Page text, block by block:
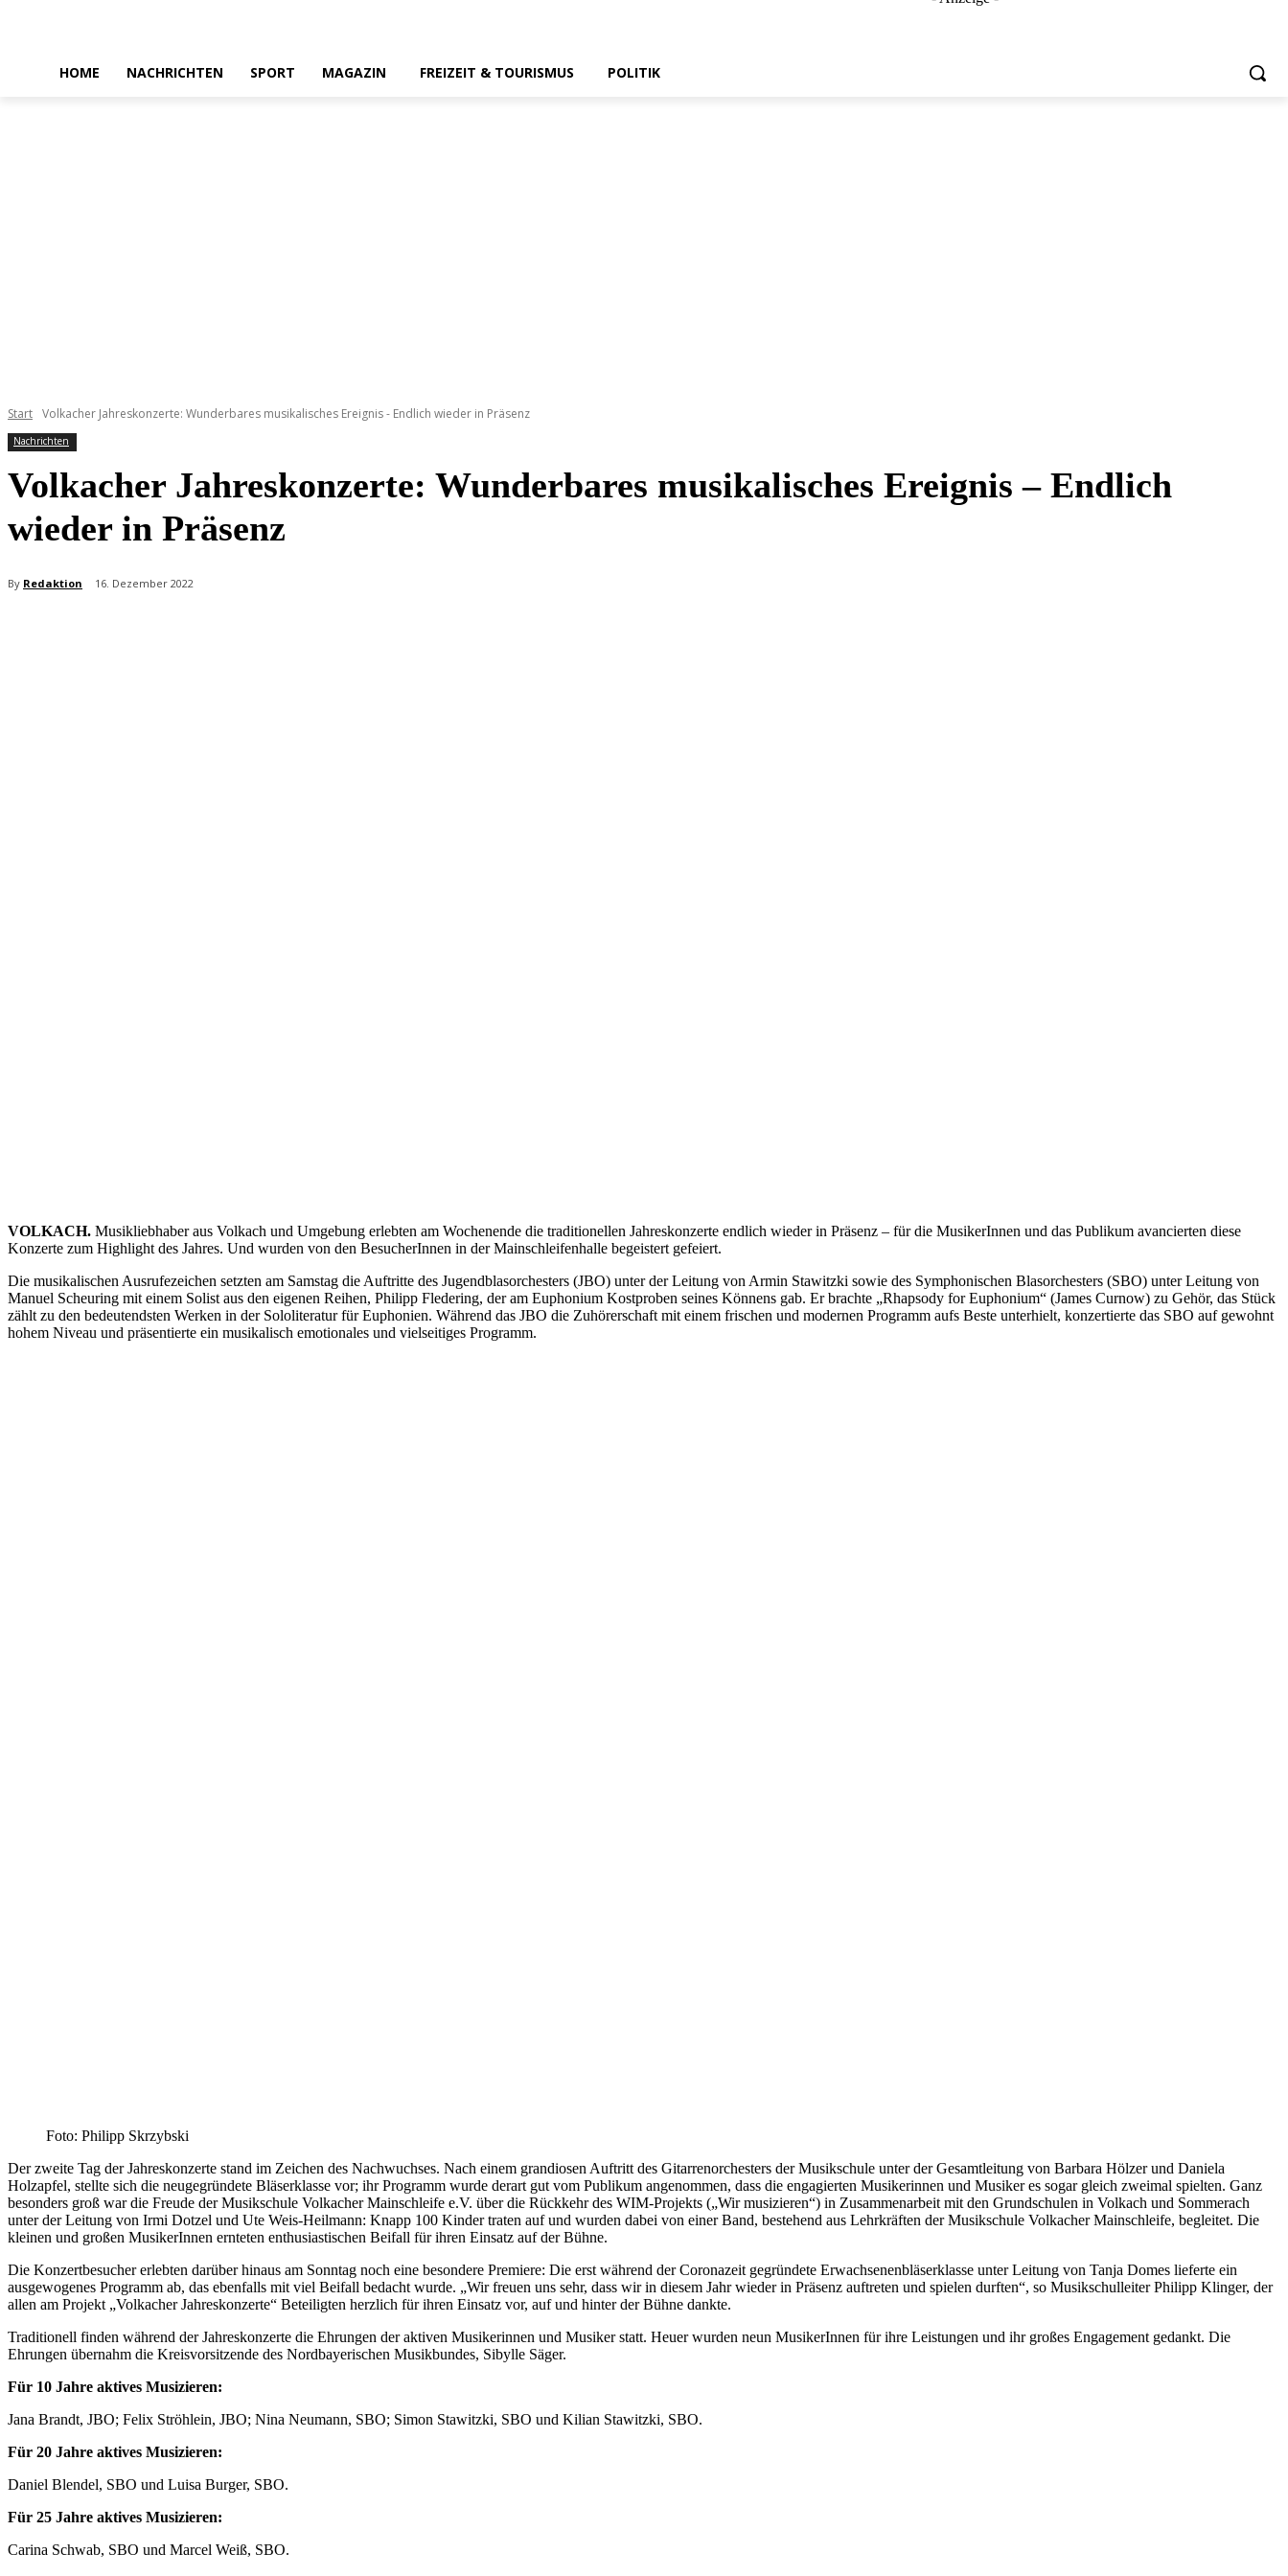
HOME NACHRICHTEN SPORT MAGAZIN FREIZEIT & TOURISMUS POLITIK
Start Volkacher Jahreskonzerte: Wunderbares musikalisches Ereignis - Endlich wieder in Präsenz
Nachrichten
Volkacher Jahreskonzerte: Wunderbares musikalisches Ereignis – Endlich
wieder in Präsenz
By Redaktion 16. Dezember 2022
VOLKACH. Musikliebhaber aus Volkach und Umgebung erlebten am Wochenende die traditionellen Jahreskonzerte endlich wieder in Präsenz – für die MusikerInnen und das Publikum avancierten diese
Konzerte zum Highlight des Jahres. Und wurden von den BesucherInnen in der Mainschleifenhalle begeistert gefeiert.
Die musikalischen Ausrufezeichen setzten am Samstag die Auftritte des Jugendblasorchesters (JBO) unter der Leitung von Armin Stawitzki sowie des Symphonischen Blasorchesters (SBO) unter Leitung von
Manuel Scheuring mit einem Solist aus den eigenen Reihen, Philipp Fledering, der am Euphonium Kostproben seines Könnens gab. Er brachte „Rhapsody for Euphonium“ (James Curnow) zu Gehör, das Stück
zählt zu den bedeutendsten Werken in der Sololiteratur für Euphonien. Während das JBO die Zuhörerschaft mit einem frischen und modernen Programm aufs Beste unterhielt, konzertierte das SBO auf gewohnt
hohem Niveau und präsentierte ein musikalisch emotionales und vielseitiges Programm.
Foto: Philipp Skrzybski
Der zweite Tag der Jahreskonzerte stand im Zeichen des Nachwuchses. Nach einem grandiosen Auftritt des Gitarrenorchesters der Musikschule unter der Gesamtleitung von Barbara Hölzer und Daniela
Holzapfel, stellte sich die neugegründete Bläserklasse vor; ihr Programm wurde derart gut vom Publikum angenommen, dass die engagierten Musikerinnen und Musiker es sogar gleich zweimal spielten. Ganz
besonders groß war die Freude der Musikschule Volkacher Mainschleife e.V. über die Rückkehr des WIM-Projekts („Wir musizieren“) in Zusammenarbeit mit den Grundschulen in Volkach und Sommerach
unter der Leitung von Irmi Dotzel und Ute Weis-Heilmann: Knapp 100 Kinder traten auf und wurden dabei von einer Band, bestehend aus Lehrkräften der Musikschule Volkacher Mainschleife, begleitet. Die
kleinen und großen MusikerInnen ernteten enthusiastischen Beifall für ihren Einsatz auf der Bühne.
Die Konzertbesucher erlebten darüber hinaus am Sonntag noch eine besondere Premiere: Die erst während der Coronazeit gegründete Erwachsenenbläserklasse unter Leitung von Tanja Domes lieferte ein
ausgewogenes Programm ab, das ebenfalls mit viel Beifall bedacht wurde. „Wir freuen uns sehr, dass wir in diesem Jahr wieder in Präsenz auftreten und spielen durften“, so Musikschulleiter Philipp Klinger, der
allen am Projekt „Volkacher Jahreskonzerte“ Beteiligten herzlich für ihren Einsatz vor, auf und hinter der Bühne dankte.
Traditionell finden während der Jahreskonzerte die Ehrungen der aktiven Musikerinnen und Musiker statt. Heuer wurden neun MusikerInnen für ihre Leistungen und ihr großes Engagement gedankt. Die
Ehrungen übernahm die Kreisvorsitzende des Nordbayerischen Musikbundes, Sibylle Säger.
Für 10 Jahre aktives Musizieren:
Jana Brandt, JBO; Felix Ströhlein, JBO; Nina Neumann, SBO; Simon Stawitzki, SBO und Kilian Stawitzki, SBO.
Für 20 Jahre aktives Musizieren:
Daniel Blendel, SBO und Luisa Burger, SBO.
Für 25 Jahre aktives Musizieren:
Carina Schwab, SBO und Marcel Weiß, SBO.